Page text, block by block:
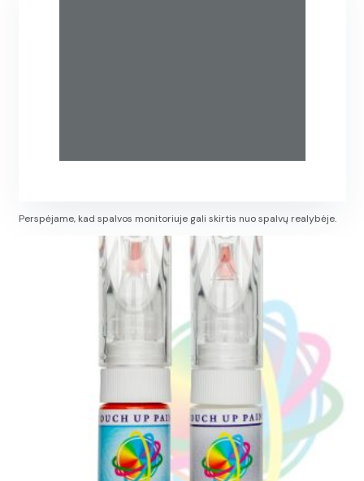
Perspėjame, kad spalvos monitoriuje gali skirtis nuo spalvų realybėje.